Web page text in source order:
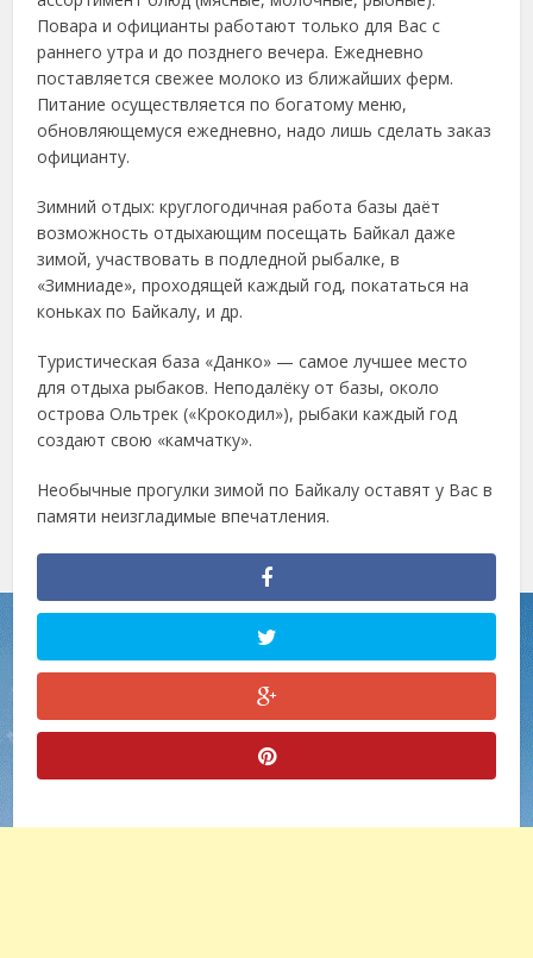
Повара и официанты работают только для Вас с
раннего утра и до позднего вечера. Ежедневно
поставляется свежее молоко из ближайших ферм.
Питание осуществляется по богатому меню,
обновляющемуся ежедневно, надо лишь сделать заказ
официанту.
Зимний отдых: круглогодичная работа базы даёт
возможность отдыхающим посещать Байкал даже
зимой, участвовать в подледной рыбалке, в
«Зимниаде», проходящей каждый год, покататься на
коньках по Байкалу, и др.
Туристическая база «Данко» — самое лучшее место
для отдыха рыбаков. Неподалёку от базы, около
острова Ольтрек («Крокодил»), рыбаки каждый год
создают свою «камчатку».
Необычные прогулки зимой по Байкалу оставят у Вас в
памяти неизгладимые впечатления.